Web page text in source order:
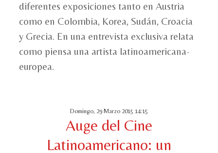
diferentes exposiciones tanto en Austria
como en Colombia, Korea, Sudán, Croacia
y Grecia. En una entrevista exclusiva relata
como piensa una artista latinoamericana-
europea.
Domingo, 29 Marzo 2015 14:15
Auge del Cine
Latinoamericano: un